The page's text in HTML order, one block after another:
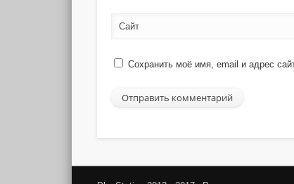
Сайт
Сохранить моё имя, email и адрес